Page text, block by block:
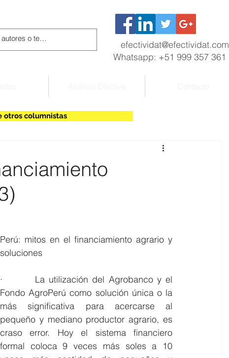
efectividat@efectividat.com
Whatsapp: +51 999 357 361
otros columnistas
Perú: mitos en el financiamiento agrario y
soluciones
·        La utilización del Agrobanco y el
Fondo AgroPerú como solución única o la
más significativa para acercarse al
pequeño y mediano productor agrario, es
craso error. Hoy el sistema financiero
formal coloca 9 veces más soles a 10